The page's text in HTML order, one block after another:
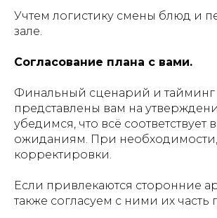
Учтем логистику смены блюд и
зале.
Согласование плана с вами.
Финальный сценарий и тайминг
представлены вам на
убедимся, что всё соответствует
ожиданиям. При
корректировки.
Если привлекаются сторонние
также согласуем с ними их